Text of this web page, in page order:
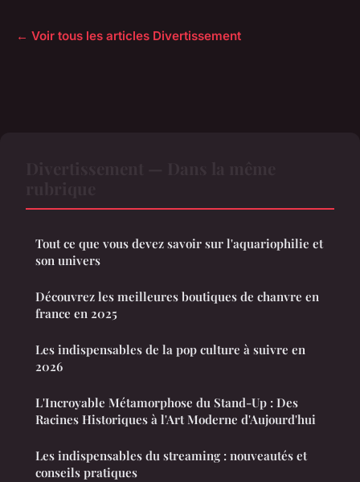
← Voir tous les articles Divertissement
Tout ce que vous devez savoir sur l'aquariophilie et
son univers
Découvrez les meilleures boutiques de chanvre en
france en 2025
Les indispensables de la pop culture à suivre en
2026
L'Incroyable Métamorphose du Stand-Up : Des
Racines Historiques à l'Art Moderne d'Aujourd'hui
Les indispensables du streaming : nouveautés et
conseils pratiques